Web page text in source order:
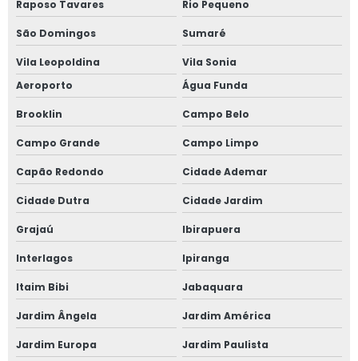
Plataforma tesoura 12m preço
Raposo Tavares Rio Pequeno
São Domingos Sumaré
Vila Leopoldina
Vila Sonia
Aeroporto
Água Funda
Brooklin Campo Belo
Campo Grande Campo Limpo
Capão Redondo Cidade Ademar
Cidade Dutra Cidade Jardim
Grajaú Ibirapuera
Interlagos Ipiranga
Itaim Bibi Jabaquara
Jardim Ângela Jardim América
Jardim Europa Jardim Paulista